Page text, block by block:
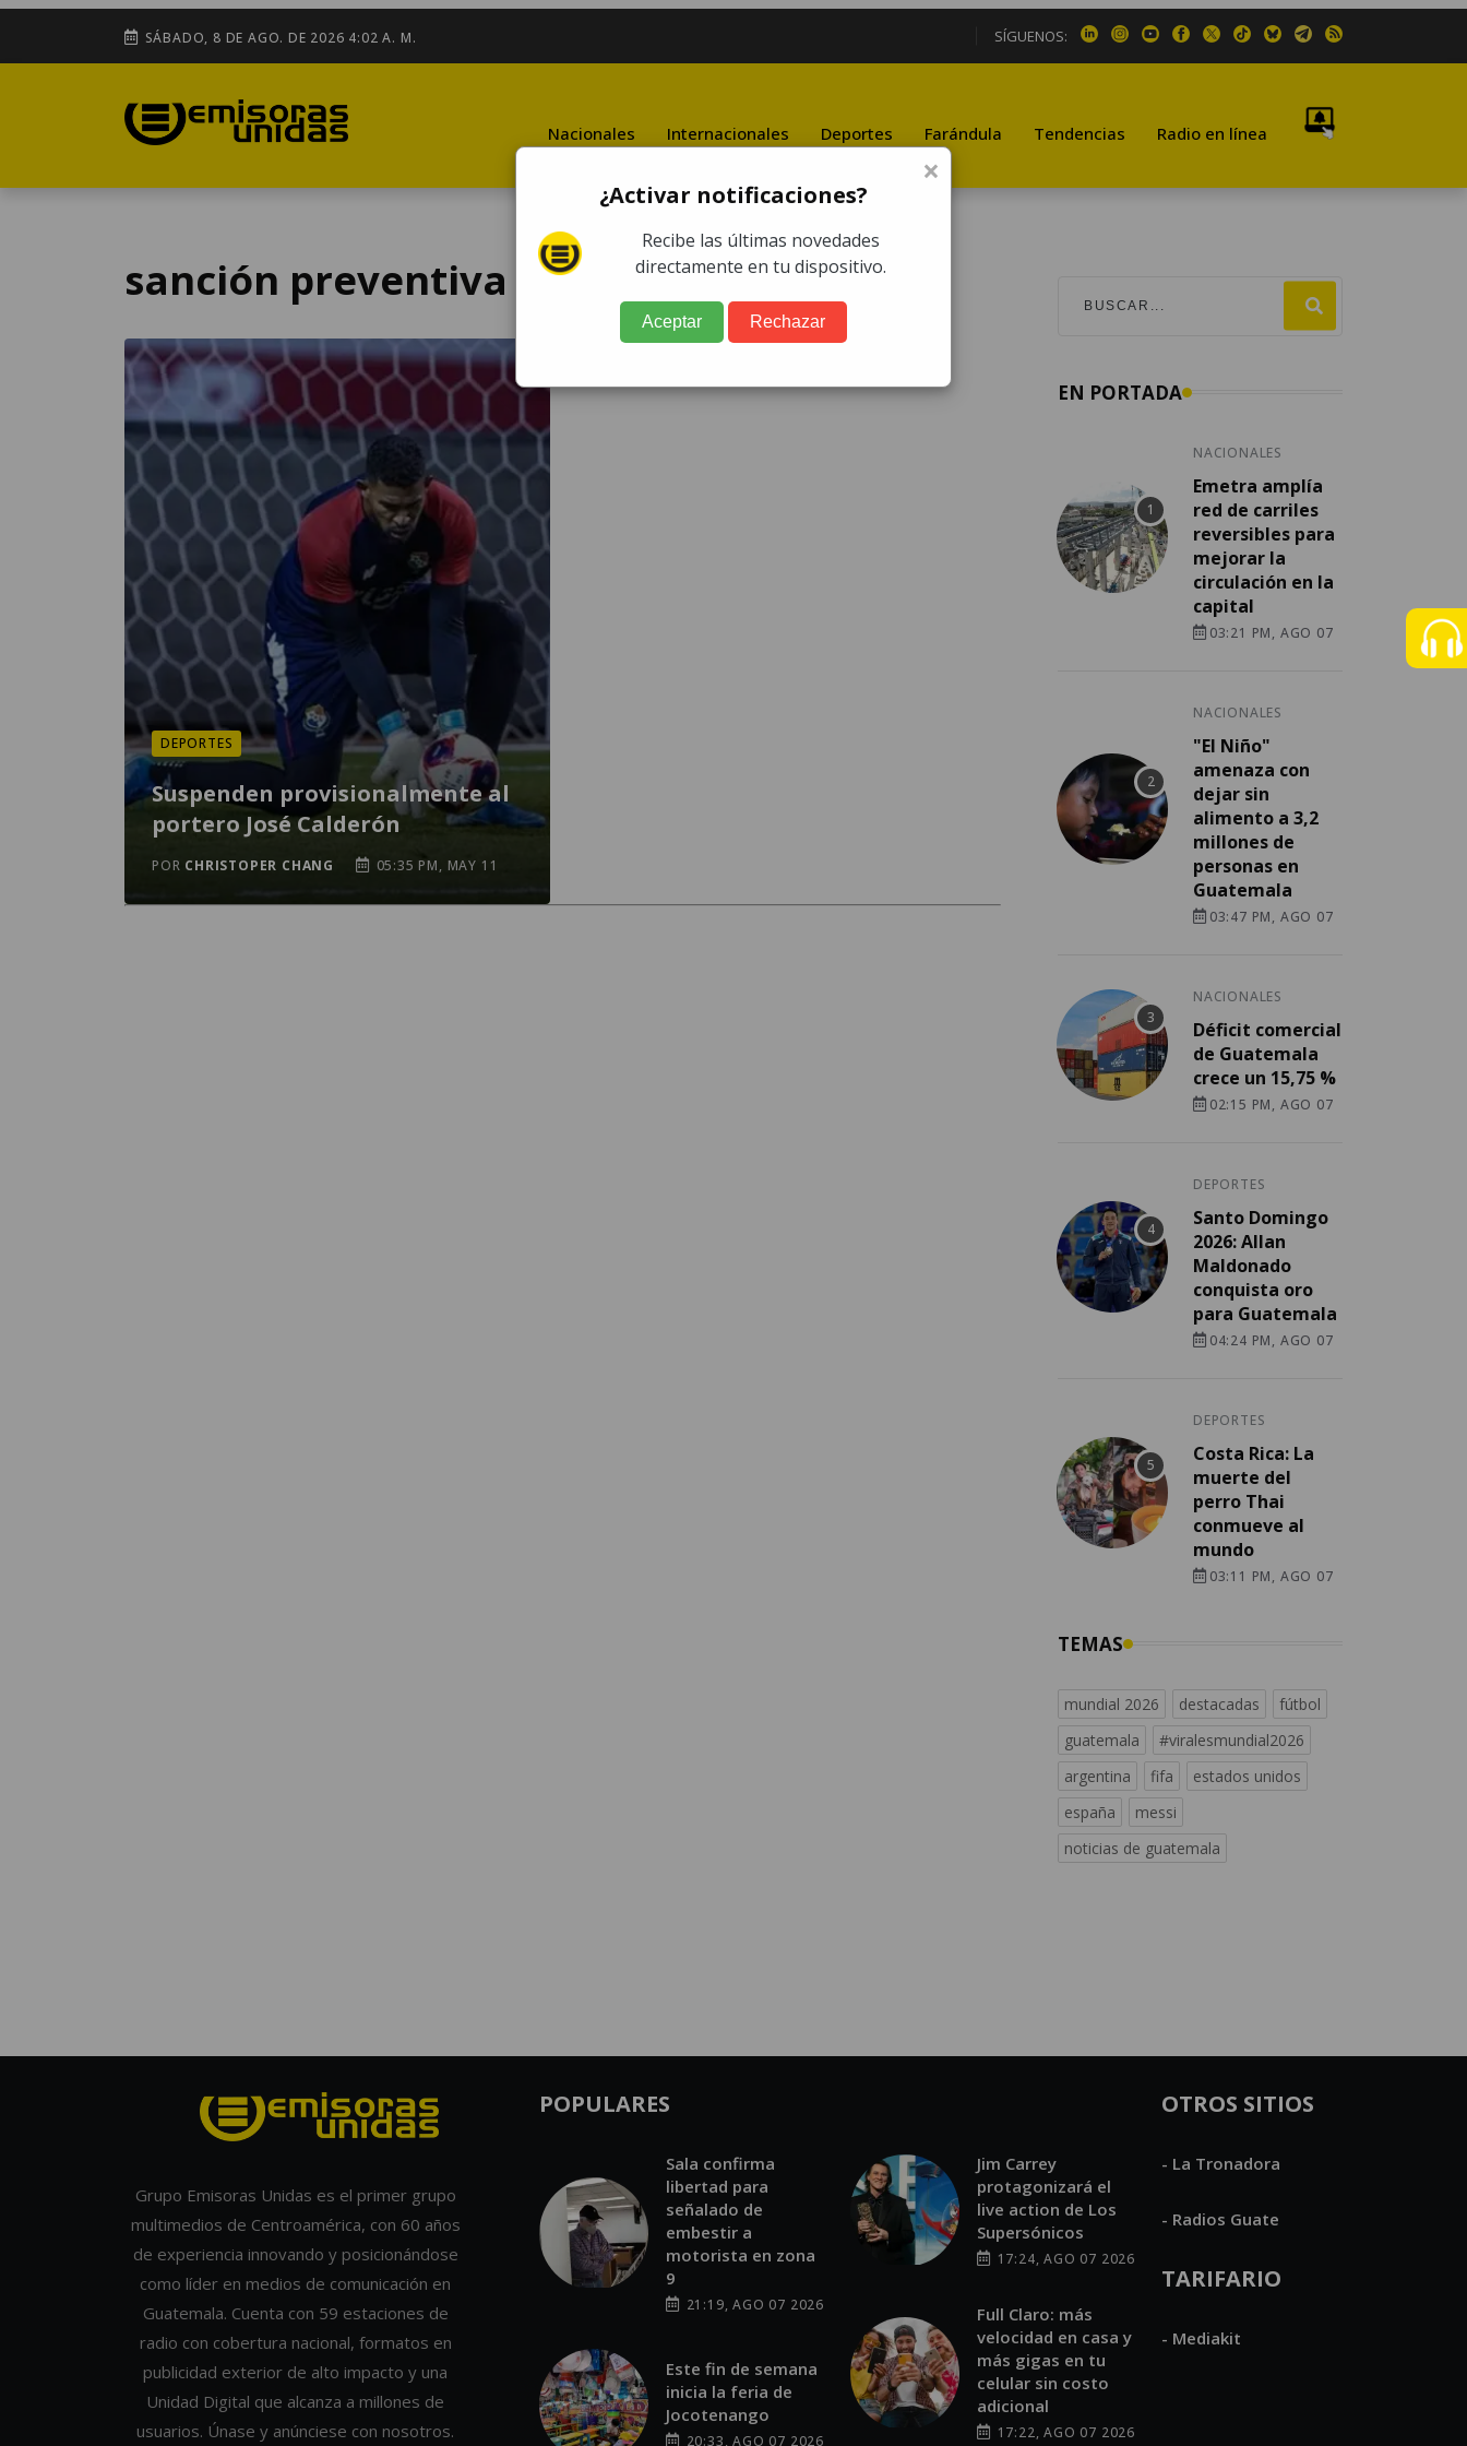
SÁBADO, 8 DE AGO. DE 2026 4:02 A. M. SÍGUENOS:
Nacionales Internacionales Deportes Farándula Tendencias Radio en línea
sanción preventiva
DEPORTES
Suspenden provisionalmente al
portero José Calderón
POR CHRISTOPER CHANG 05:35 PM, MAY 11
EN PORTADA
NACIONALES
Emetra amplía
red de carriles
reversibles para
mejorar la
circulación en la
capital
03:21 PM, AGO 07
NACIONALES
"El Niño"
amenaza con
dejar sin
alimento a 3,2
millones de
personas en
Guatemala
03:47 PM, AGO 07
NACIONALES
Déficit comercial
de Guatemala
crece un 15,75 %
02:15 PM, AGO 07
DEPORTES
Santo Domingo
2026: Allan
Maldonado
conquista oro
para Guatemala
04:24 PM, AGO 07
DEPORTES
Costa Rica: La
muerte del
perro Thai
conmueve al
mundo
03:11 PM, AGO 07
TEMAS
mundial 2026 destacadas
fútbol
guatemala
#viralesmundial2026
argentina
fifa
estados unidos
españa
messi
noticias de guatemala
Grupo Emisoras Unidas es el primer grupo
multimedios de Centroamérica, con 60 años
de experiencia innovando y posicionándose
como líder en medios de comunicación en
Guatemala. Cuenta con 59 estaciones de
radio con cobertura nacional, formatos en
publicidad exterior de alto impacto y una
Unidad Digital que alcanza a millones de
usuarios. Únase y anúnciese con nosotros.
POPULARES
Sala confirma
libertad para
señalado de
embestir a
motorista en zona
9
21:19, AGO 07 2026
Este fin de semana
inicia la feria de
Jocotenango
20:33, AGO 07 2026
Jim Carrey
protagonizará el
live action de Los
Supersónicos
17:24, AGO 07 2026
Full Claro: más
velocidad en casa y
más gigas en tu
celular sin costo
adicional
17:22, AGO 07 2026
OTROS SITIOS
- La Tronadora
- Radios Guate
TARIFARIO
- Mediakit
×
¿Activar notificaciones?
Recibe las últimas novedades
directamente en tu dispositivo.
Aceptar Rechazar